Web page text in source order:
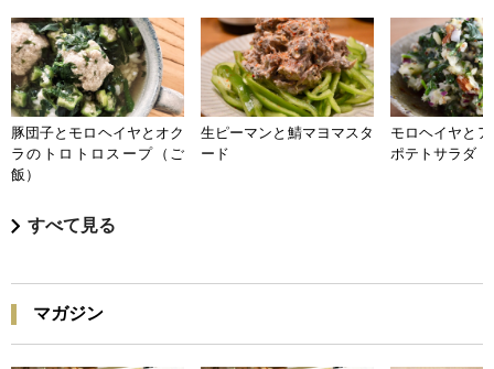
豚団子とモロヘイヤとオク
ラのトロトロスープ（ご
飯）
生ピーマンと鯖マヨマスタ
ード
モロヘイヤと
ポテトサラダ
すべて見る
マガジン